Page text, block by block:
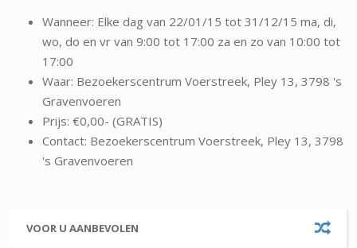
Wanneer: Elke dag van 22/01/15 tot 31/12/15 ma, di,
wo, do en vr van 9:00 tot 17:00 za en zo van 10:00 tot
17:00
Waar: Bezoekerscentrum Voerstreek, Pley 13, 3798 's
Gravenvoeren
Prijs: €0,00- (GRATIS)
Contact: Bezoekerscentrum Voerstreek, Pley 13, 3798
's Gravenvoeren
VOOR U AANBEVOLEN